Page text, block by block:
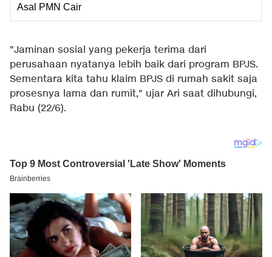
Asal PMN Cair
"Jaminan sosial yang pekerja terima dari
perusahaan nyatanya lebih baik dari program BPJS.
Sementara kita tahu klaim BPJS di rumah sakit saja
prosesnya lama dan rumit," ujar Ari saat dihubungi,
Rabu (22/6).